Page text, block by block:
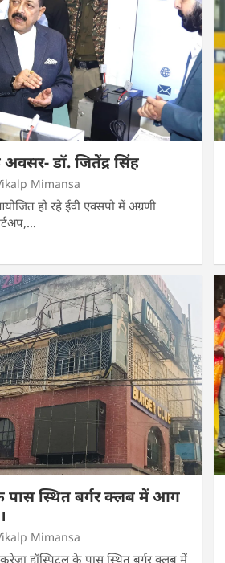
अवसर- डॉ. जितेंद्र सिंह
Mimansa
हो रहे ईवी एक्सपो में अग्रणी
पास स्थित बर्गर क्लब में आग
Mimansa
हॉस्पिटल के पास स्थित बर्गर क्लब में